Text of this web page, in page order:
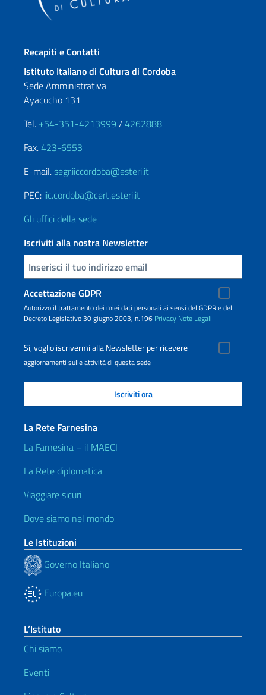
Sezione footer
Recapiti e Contatti
Istituto Italiano di Cultura di Cordoba
Sede Amministrativa
Ayacucho 131
Tel. +54-351-4213999 /4262888
Fax.423-6553
E-mail.segr.iiccordoba@esteri.it
PEC: iic.cordoba@cert.esteri.it
Gli uffici della sede
Iscriviti alla nostra Newsletter
Inserisci la tua email
Accettazione GDPR
Autorizzo il trattamento dei miei dati personali ai sensi del GDPR e del
Decreto Legislativo 30 giugno 2003, n.196 Privacy Note Legali
Sì, voglio iscrivermi alla Newsletter per ricevere
aggiornamenti sulle attività di questa sede
La Rete Farnesina
La Farnesina – il MAECI
La Rete diplomatica
Viaggiare sicuri
Dove siamo nel mondo
Le Istituzioni
Governo Italiano
Europa.eu
L’Istituto
Chi siamo
Eventi